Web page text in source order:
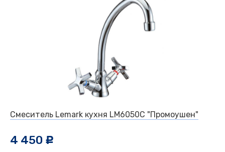
Смеситель Lemark кухня LM6050С "Промоушен"
4 450 c